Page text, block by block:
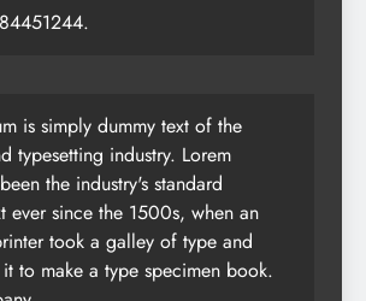
is simply dummy text of the
typesetting industry. Lorem
the industry's standard
ever since the 1500s, when an
took a galley of type and
to make a type specimen book.